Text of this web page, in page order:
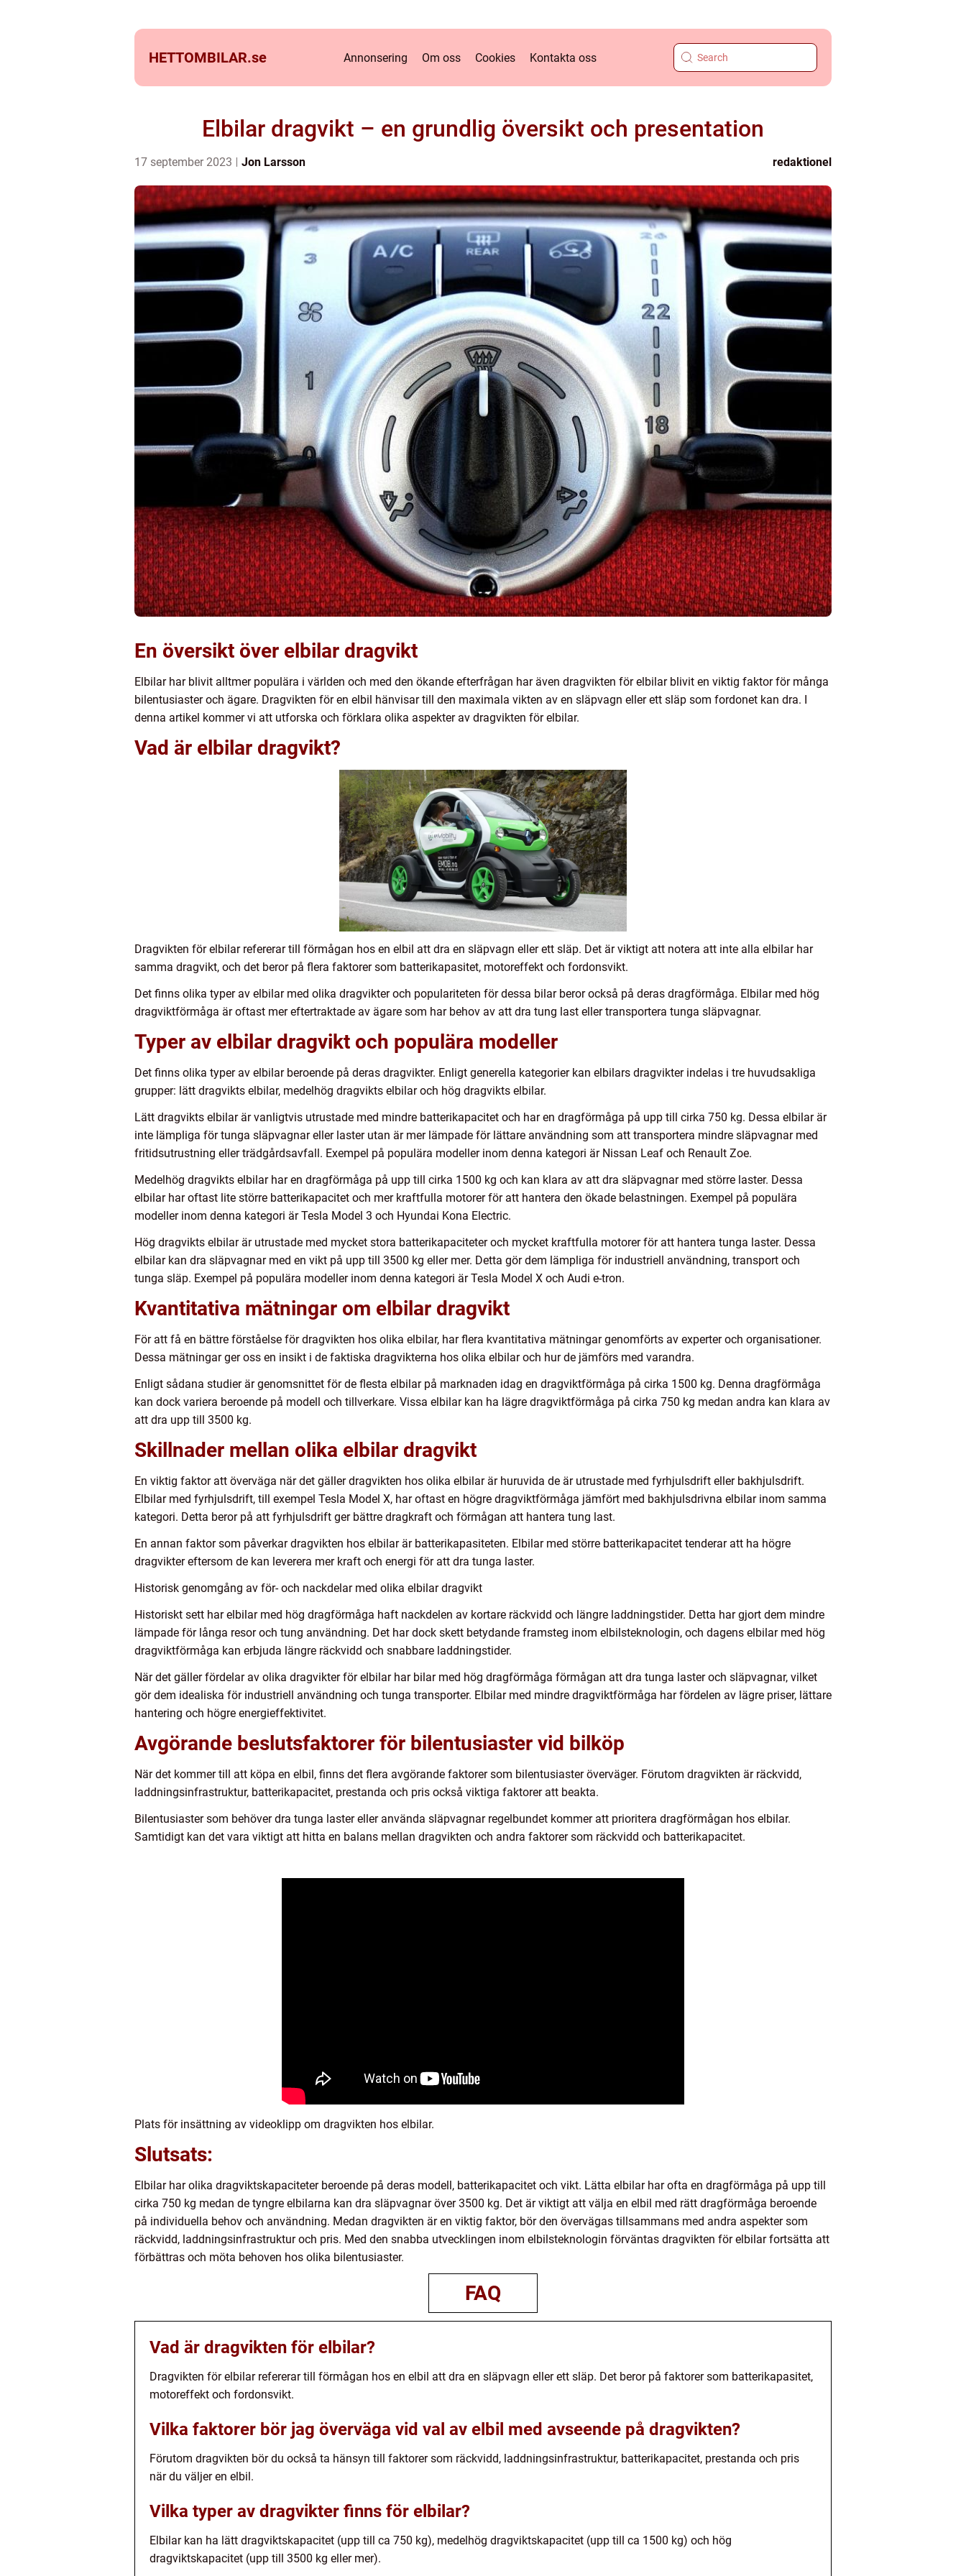
HETTOMBILAR.se Annonsering Om oss Cookies Kontakta oss
Elbilar dragvikt – en grundlig översikt och presentation
17 september 2023 Jon Larsson redaktionel
En översikt över elbilar dragvikt
Elbilar har blivit alltmer populära i världen och med den ökande efterfrågan har även dragvikten för elbilar blivit en viktig faktor för många
bilentusiaster och ägare. Dragvikten för en elbil hänvisar till den maximala vikten av en släpvagn eller ett släp som fordonet kan dra. I
denna artikel kommer vi att utforska och förklara olika aspekter av dragvikten för elbilar.
Vad är elbilar dragvikt?
Dragvikten för elbilar refererar till förmågan hos en elbil att dra en släpvagn eller ett släp. Det är viktigt att notera att inte alla elbilar har
samma dragvikt, och det beror på flera faktorer som batterikapasitet, motoreffekt och fordonsvikt.
Det finns olika typer av elbilar med olika dragvikter och populariteten för dessa bilar beror också på deras dragförmåga. Elbilar med hög
dragviktförmåga är oftast mer eftertraktade av ägare som har behov av att dra tung last eller transportera tunga släpvagnar.
Typer av elbilar dragvikt och populära modeller
Det finns olika typer av elbilar beroende på deras dragvikter. Enligt generella kategorier kan elbilars dragvikter indelas i tre huvudsakliga
grupper: lätt dragvikts elbilar, medelhög dragvikts elbilar och hög dragvikts elbilar.
Lätt dragvikts elbilar är vanligtvis utrustade med mindre batterikapacitet och har en dragförmåga på upp till cirka 750 kg. Dessa elbilar är
inte lämpliga för tunga släpvagnar eller laster utan är mer lämpade för lättare användning som att transportera mindre släpvagnar med
fritidsutrustning eller trädgårdsavfall. Exempel på populära modeller inom denna kategori är Nissan Leaf och Renault Zoe.
Medelhög dragvikts elbilar har en dragförmåga på upp till cirka 1500 kg och kan klara av att dra släpvagnar med större laster. Dessa
elbilar har oftast lite större batterikapacitet och mer kraftfulla motorer för att hantera den ökade belastningen. Exempel på populära
modeller inom denna kategori är Tesla Model 3 och Hyundai Kona Electric.
Hög dragvikts elbilar är utrustade med mycket stora batterikapaciteter och mycket kraftfulla motorer för att hantera tunga laster. Dessa
elbilar kan dra släpvagnar med en vikt på upp till 3500 kg eller mer. Detta gör dem lämpliga för industriell användning, transport och
tunga släp. Exempel på populära modeller inom denna kategori är Tesla Model X och Audi e-tron.
Kvantitativa mätningar om elbilar dragvikt
För att få en bättre förståelse för dragvikten hos olika elbilar, har flera kvantitativa mätningar genomförts av experter och organisationer.
Dessa mätningar ger oss en insikt i de faktiska dragvikterna hos olika elbilar och hur de jämförs med varandra.
Enligt sådana studier är genomsnittet för de flesta elbilar på marknaden idag en dragviktförmåga på cirka 1500 kg. Denna dragförmåga
kan dock variera beroende på modell och tillverkare. Vissa elbilar kan ha lägre dragviktförmåga på cirka 750 kg medan andra kan klara av
att dra upp till 3500 kg.
Skillnader mellan olika elbilar dragvikt
En viktig faktor att överväga när det gäller dragvikten hos olika elbilar är huruvida de är utrustade med fyrhjulsdrift eller bakhjulsdrift.
Elbilar med fyrhjulsdrift, till exempel Tesla Model X, har oftast en högre dragviktförmåga jämfört med bakhjulsdrivna elbilar inom samma
kategori. Detta beror på att fyrhjulsdrift ger bättre dragkraft och förmågan att hantera tung last.
En annan faktor som påverkar dragvikten hos elbilar är batterikapasiteten. Elbilar med större batterikapacitet tenderar att ha högre
dragvikter eftersom de kan leverera mer kraft och energi för att dra tunga laster.
Historisk genomgång av för- och nackdelar med olika elbilar dragvikt
Historiskt sett har elbilar med hög dragförmåga haft nackdelen av kortare räckvidd och längre laddningstider. Detta har gjort dem mindre
lämpade för långa resor och tung användning. Det har dock skett betydande framsteg inom elbilsteknologin, och dagens elbilar med hög
dragviktförmåga kan erbjuda längre räckvidd och snabbare laddningstider.
När det gäller fördelar av olika dragvikter för elbilar har bilar med hög dragförmåga förmågan att dra tunga laster och släpvagnar, vilket
gör dem idealiska för industriell användning och tunga transporter. Elbilar med mindre dragviktförmåga har fördelen av lägre priser, lättare
hantering och högre energieffektivitet.
Avgörande beslutsfaktorer för bilentusiaster vid bilköp
När det kommer till att köpa en elbil, finns det flera avgörande faktorer som bilentusiaster överväger. Förutom dragvikten är räckvidd,
laddningsinfrastruktur, batterikapacitet, prestanda och pris också viktiga faktorer att beakta.
Bilentusiaster som behöver dra tunga laster eller använda släpvagnar regelbundet kommer att prioritera dragförmågan hos elbilar.
Samtidigt kan det vara viktigt att hitta en balans mellan dragvikten och andra faktorer som räckvidd och batterikapacitet.
Plats för insättning av videoklipp om dragvikten hos elbilar.
Slutsats:
Elbilar har olika dragviktskapaciteter beroende på deras modell, batterikapacitet och vikt. Lätta elbilar har ofta en dragförmåga på upp till
cirka 750 kg medan de tyngre elbilarna kan dra släpvagnar över 3500 kg. Det är viktigt att välja en elbil med rätt dragförmåga beroende
på individuella behov och användning. Medan dragvikten är en viktig faktor, bör den övervägas tillsammans med andra aspekter som
räckvidd, laddningsinfrastruktur och pris. Med den snabba utvecklingen inom elbilsteknologin förväntas dragvikten för elbilar fortsätta att
förbättras och möta behoven hos olika bilentusiaster.
FAQ
Vad är dragvikten för elbilar?
Dragvikten för elbilar refererar till förmågan hos en elbil att dra en släpvagn eller ett släp. Det beror på faktorer som batterikapasitet,
motoreffekt och fordonsvikt.
Vilka faktorer bör jag överväga vid val av elbil med avseende på dragvikten?
Förutom dragvikten bör du också ta hänsyn till faktorer som räckvidd, laddningsinfrastruktur, batterikapacitet, prestanda och pris
när du väljer en elbil.
Vilka typer av dragvikter finns för elbilar?
Elbilar kan ha lätt dragviktskapacitet (upp till ca 750 kg), medelhög dragviktskapacitet (upp till ca 1500 kg) och hög
dragviktskapacitet (upp till 3500 kg eller mer).